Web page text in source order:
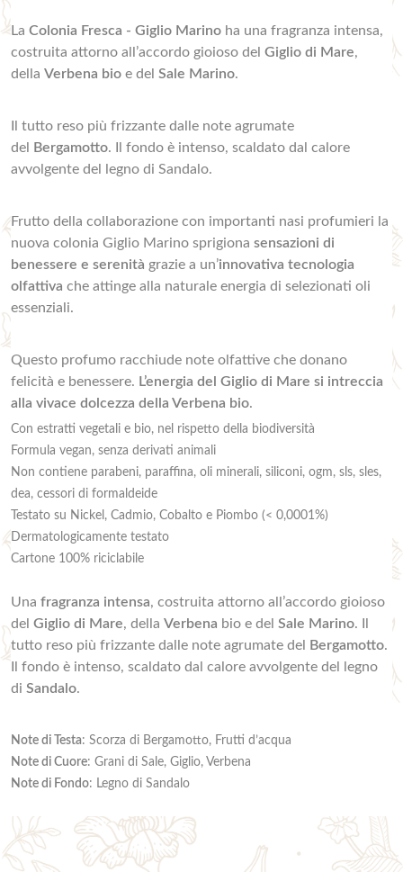
La Colonia Fresca - Giglio Marino ha una fragranza intensa,
costruita attorno all’accordo gioioso del Giglio di Mare,
della Verbena bio e del Sale Marino.
Il tutto reso più frizzante dalle note agrumate
del
Bergamotto. Il fondo è intenso, scaldato dal calore
avvolgente del legno di Sandalo.
Frutto della collaborazione con importanti nasi profumieri la
nuova colonia Giglio Marino sprigiona sensazioni di
benessere e serenità grazie a un’innovativa tecnologia
olfattiva che attinge alla naturale energia di selezionati oli
essenziali.
Questo profumo racchiude note olfattive che donano
felicità e benessere. L’energia del Giglio di Mare si intreccia
alla vivace dolcezza della Verbena bio.
Con estratti vegetali e bio, nel rispetto della biodiversità
Formula vegan, senza derivati animali
Non contiene parabeni, paraffina, oli minerali, siliconi, ogm, sls, sles,
dea, cessori di formaldeide
Testato su Nickel, Cadmio, Cobalto e Piombo (< 0,0001%)
Dermatologicamente testato
Cartone 100% riciclabile
Una fragranza intensa, costruita attorno all’accordo gioioso
del Giglio di Mare, della Verbena bio e del Sale Marino. Il
tutto reso più frizzante dalle note agrumate del
Bergamotto.
Il fondo è intenso, scaldato dal calore avvolgente del legno
di Sandalo.
Note di Testa: Scorza di Bergamotto, Frutti d’acqua
Note di Cuore: Grani di Sale, Giglio, Verbena
Note di Fondo: Legno di Sandalo